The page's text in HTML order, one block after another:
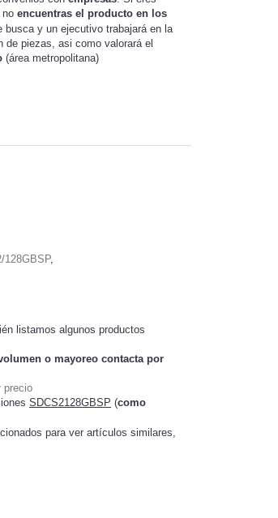
no encuentras el producto en los
busca y un ejecutivo trabajará en la
de piezas, asi como valorará el
(área metropolitana)
128GBSP,
listamos algunos productos
o mayoreo contacta por
precio
SDCS2128GBSP (como
para ver artículos similares